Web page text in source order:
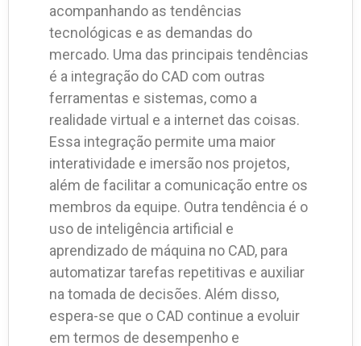
acompanhando as tendências
tecnológicas e as demandas do
mercado. Uma das principais tendências
é a integração do CAD com outras
ferramentas e sistemas, como a
realidade virtual e a internet das coisas.
Essa integração permite uma maior
interatividade e imersão nos projetos,
além de facilitar a comunicação entre os
membros da equipe. Outra tendência é o
uso de inteligência artificial e
aprendizado de máquina no CAD, para
automatizar tarefas repetitivas e auxiliar
na tomada de decisões. Além disso,
espera-se que o CAD continue a evoluir
em termos de desempenho e